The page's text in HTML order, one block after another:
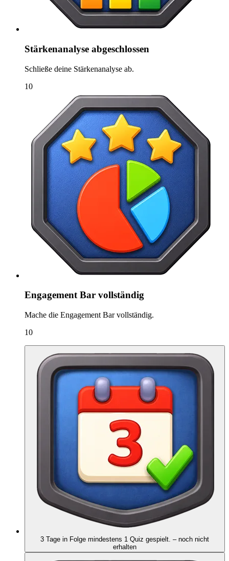
Stärkenanalyse abgeschlossen
Schließe deine Stärkenanalyse ab.
10
Engagement Bar vollständig
Mache die Engagement Bar vollständig.
10
3 Tage in Folge mindestens 1 Quiz gespielt. – noch nicht
erhalten